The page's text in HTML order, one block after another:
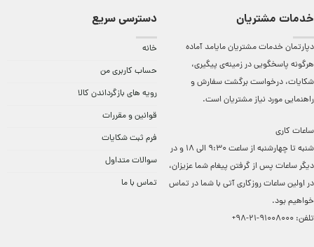
خدمات مشتریان
دپارتمان خدمات مشتریان مایامد آماده
هرگونه پاسخگویی در زمینه‌ی پیگیری،
شکایات، درخواست برگشت سفارش و
راهنمایی مورد نیاز مشتریان است.
ساعات کاری
شنبه تا چهارشنبه از ساعت 9:30 الی 18 و در
دیگر ساعات ‌پس از گرفتن پیغام شما عزیزان،
در اولین ساعات روزکاری آتی با شما در تماس
خواهیم بود.
تلفن: 91008000-21-98+
دسترسی سریع
خانه
حساب کاربری من
رویه های بازگرداندن کالا
قوانین و مقررات
فرم ثبت شکایات
سوالات متداول
تماس با ما